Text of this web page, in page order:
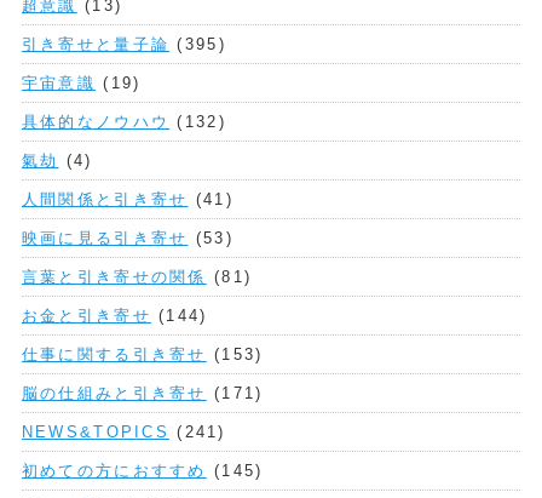
超意識 (13)
引き寄せと量子論 (395)
宇宙意識 (19)
具体的なノウハウ (132)
氣劫 (4)
人間関係と引き寄せ (41)
映画に見る引き寄せ (53)
言葉と引き寄せの関係 (81)
お金と引き寄せ (144)
仕事に関する引き寄せ (153)
脳の仕組みと引き寄せ (171)
NEWS&TOPICS (241)
初めての方におすすめ (145)